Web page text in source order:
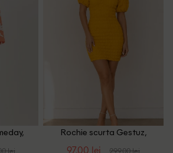
lei
Rochie scurta Gestuz,
97.00 lei 299.00 lei